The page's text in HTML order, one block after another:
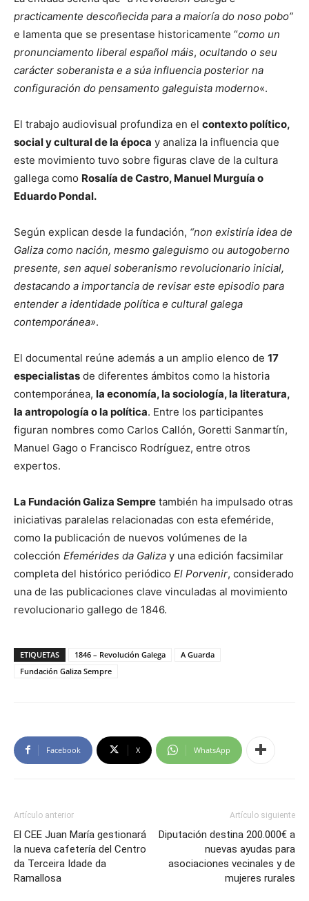
practicamente descoñecida para a maioría do noso pobo”
e lamenta que se presentase historicamente “como un
pronunciamento liberal español máis, ocultando o seu
carácter soberanista e a súa influencia posterior na
configuración do pensamento galeguista moderno«.
El trabajo audiovisual profundiza en el contexto político,
social y cultural de la época y analiza la influencia que
este movimiento tuvo sobre figuras clave de la cultura
gallega como Rosalía de Castro, Manuel Murguía o
Eduardo Pondal.
Según explican desde la fundación, “non existiría idea de
Galiza como nación, mesmo galeguismo ou autogoberno
presente, sen aquel soberanismo revolucionario inicial,
destacando a importancia de revisar este episodio para
entender a identidade política e cultural galega
contemporánea».
El documental reúne además a un amplio elenco de 17
especialistas de diferentes ámbitos como la historia
contemporánea, la economía, la sociología, la literatura,
la antropología o la política. Entre los participantes
figuran nombres como Carlos Callón, Goretti Sanmartín,
Manuel Gago o Francisco Rodríguez, entre otros
expertos.
La Fundación Galiza Sempre también ha impulsado otras
iniciativas paralelas relacionadas con esta efeméride,
como la publicación de nuevos volúmenes de la
colección Efemérides da Galiza y una edición facsimilar
completa del histórico periódico El Porvenir, considerado
una de las publicaciones clave vinculadas al movimiento
revolucionario gallego de 1846.
ETIQUETAS 1846 – Revolución Galega
A Guarda
Fundación Galiza Sempre
Facebook X WhatsApp
Artículo anterior
El CEE Juan María gestionará
la nueva cafetería del Centro
da Terceira Idade da
Ramallosa
Artículo siguiente
Diputación destina 200.000€ a
nuevas ayudas para
asociaciones vecinales y de
mujeres rurales